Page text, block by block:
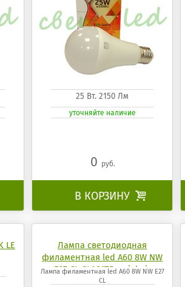
25 Вт. 2150 Лм
уточняйте наличие
0 руб.
В КОРЗИНУ 
LE
Лампа светодиодная
филаментная led A60 8W NW
E27 CL GLA01TR uniel air
Лампа филаментная led A60 8W NW E27
CL